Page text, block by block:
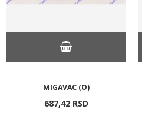
MIGAVAC (O)
687,42 RSD